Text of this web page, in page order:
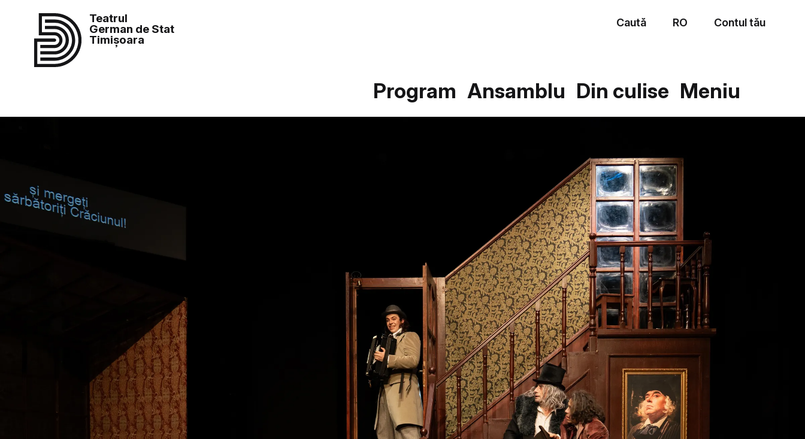
Teatrul
German de Stat
Timișoara
Caută RO Contul tău
Program Ansamblu Din culise Meniu